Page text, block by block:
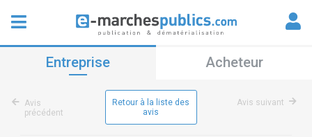
Entreprise Acheteur
Avis
précédent
Retour à la liste des
avis
Avis suivant